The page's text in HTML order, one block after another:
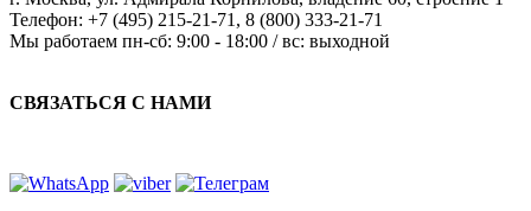
Телефон: +7 (495) 215-21-71 , 8 (800) 333-21-71
Мы работаем пн-сб: 9:00 - 18:00 / вс: выходной
СВЯЗАТЬСЯ С НАМИ